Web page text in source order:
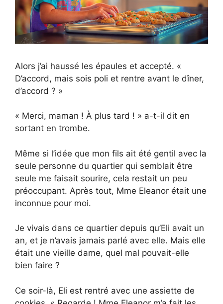
Alors j’ai haussé les épaules et accepté. «
D’accord, mais sois poli et rentre avant le dîner,
d’accord ? »
« Merci, maman ! À plus tard ! » a-t-il dit en
sortant en trombe.
Même si l’idée que mon fils ait été gentil avec la
seule personne du quartier qui semblait être
seule me faisait sourire, cela restait un peu
préoccupant. Après tout, Mme Eleanor était une
inconnue pour moi.
Je vivais dans ce quartier depuis qu’Eli avait un
an, et je n’avais jamais parlé avec elle. Mais elle
était une vieille dame, quel mal pouvait-elle
bien faire ?
Ce soir-là, Eli est rentré avec une assiette de